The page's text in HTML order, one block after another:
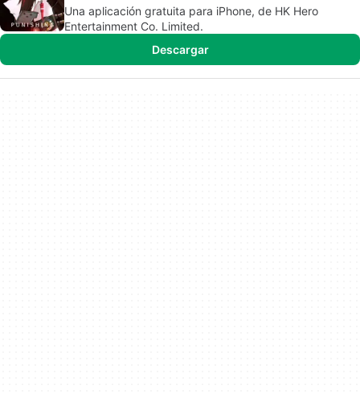
Una aplicación gratuita para iPhone, de HK Hero
Entertainment Co. Limited.
Descargar